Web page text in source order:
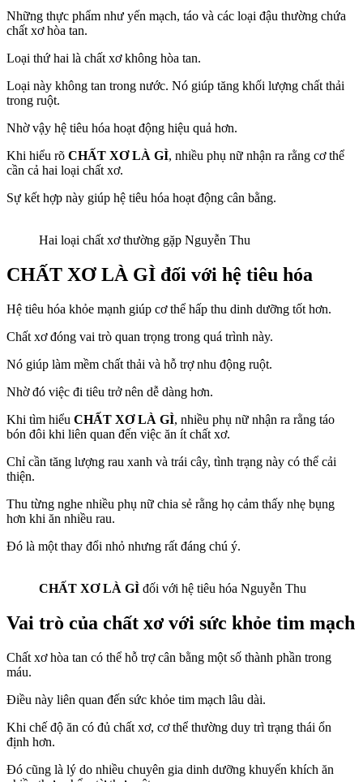
Những thực phẩm như yến mạch, táo và các loại đậu thường chứa
chất xơ hòa tan.
Loại thứ hai là chất xơ không hòa tan.
Loại này không tan trong nước. Nó giúp tăng khối lượng chất thải
trong ruột.
Nhờ vậy hệ tiêu hóa hoạt động hiệu quả hơn.
Khi hiểu rõ CHẤT XƠ LÀ GÌ, nhiều phụ nữ nhận ra rằng cơ thể
cần cả hai loại chất xơ.
Sự kết hợp này giúp hệ tiêu hóa hoạt động cân bằng.
Hai loại chất xơ thường gặp Nguyễn Thu
CHẤT XƠ LÀ GÌ đối với hệ tiêu hóa
Hệ tiêu hóa khỏe mạnh giúp cơ thể hấp thu dinh dưỡng tốt hơn.
Chất xơ đóng vai trò quan trọng trong quá trình này.
Nó giúp làm mềm chất thải và hỗ trợ nhu động ruột.
Nhờ đó việc đi tiêu trở nên dễ dàng hơn.
Khi tìm hiểu CHẤT XƠ LÀ GÌ, nhiều phụ nữ nhận ra rằng táo
bón đôi khi liên quan đến việc ăn ít chất xơ.
Chỉ cần tăng lượng rau xanh và trái cây, tình trạng này có thể cải
thiện.
Thu từng nghe nhiều phụ nữ chia sẻ rằng họ cảm thấy nhẹ bụng
hơn khi ăn nhiều rau.
Đó là một thay đổi nhỏ nhưng rất đáng chú ý.
CHẤT XƠ LÀ GÌ đối với hệ tiêu hóa Nguyễn Thu
Vai trò của chất xơ với sức khỏe tim mạch
Chất xơ hòa tan có thể hỗ trợ cân bằng một số thành phần trong
máu.
Điều này liên quan đến sức khỏe tim mạch lâu dài.
Khi chế độ ăn có đủ chất xơ, cơ thể thường duy trì trạng thái ổn
định hơn.
Đó cũng là lý do nhiều chuyên gia dinh dưỡng khuyến khích ăn